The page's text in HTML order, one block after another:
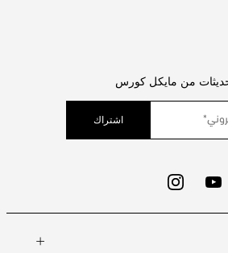
من مايكل كورس
اشتراك